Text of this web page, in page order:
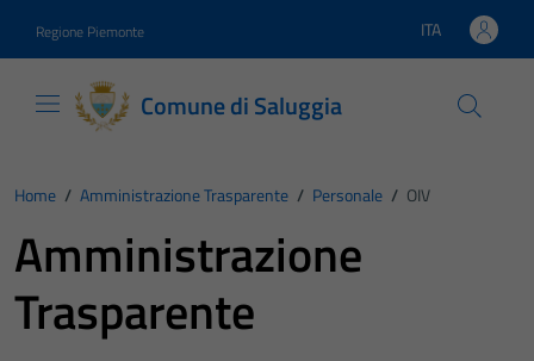
Regione Piemonte Lingua attiva:
ITA
Comune di Saluggia
Home / Amministrazione Trasparente / Personale / OIV
Amministrazione
Trasparente